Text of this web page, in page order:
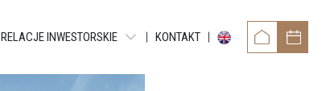
RELACJE INWESTORSKIE KONTAKT